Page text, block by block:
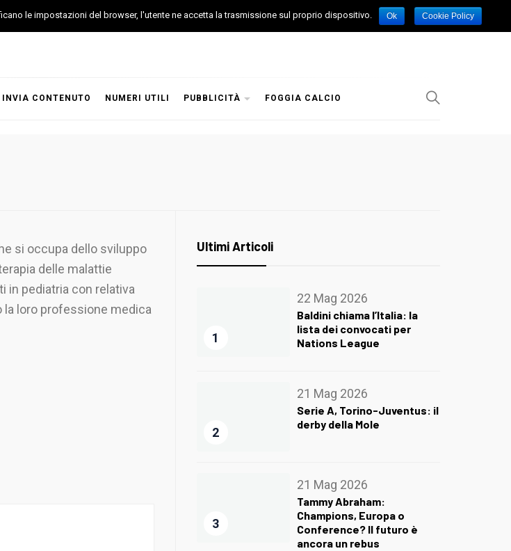
INVIA CONTENUTO NUMERI UTILI PUBBLICITÀ FOGGIA CALCIO
si occupa dello sviluppo
delle malattie
in pediatria con relativa
loro professione medica
Ultimi Articoli
1
22 Mag 2026
Baldini chiama l’Italia: la
lista dei convocati per
Nations League
2
21 Mag 2026
Serie A, Torino-Juventus: il
derby della Mole
3
21 Mag 2026
Tammy Abraham:
Champions, Europa o
Conference? Il futuro è
ancora un rebus
le impostazioni del browser, l'utente ne accetta la trasmissione sul proprio dispositivo. Ok Cookie Policy